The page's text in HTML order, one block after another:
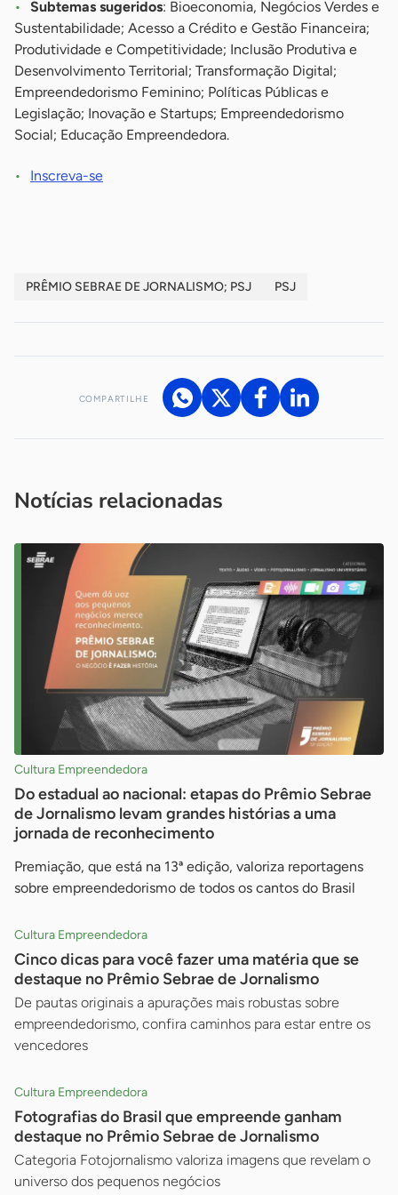
Subtemas sugeridos: Bioeconomia, Negócios Verdes e
Sustentabilidade; Acesso a Crédito e Gestão Financeira;
Produtividade e Competitividade; Inclusão Produtiva e
Desenvolvimento Territorial; Transformação Digital;
Empreendedorismo Feminino; Políticas Públicas e
Legislação; Inovação e Startups; Empreendedorismo
Social; Educação Empreendedora.
Inscreva-se
PRÊMIO SEBRAE DE JORNALISMO; PSJ PSJ
COMPARTILHE
Notícias relacionadas
Cultura Empreendedora
Do estadual ao nacional: etapas do Prêmio Sebrae
de Jornalismo levam grandes histórias a uma
jornada de reconhecimento
Premiação, que está na 13ª edição, valoriza reportagens
sobre empreendedorismo de todos os cantos do Brasil
Cultura Empreendedora
Cinco dicas para você fazer uma matéria que se
destaque no Prêmio Sebrae de Jornalismo
De pautas originais a apurações mais robustas sobre
empreendedorismo, confira caminhos para estar entre os
vencedores
Cultura Empreendedora
Fotografias do Brasil que empreende ganham
destaque no Prêmio Sebrae de Jornalismo
Categoria Fotojornalismo valoriza imagens que revelam o
universo dos pequenos negócios